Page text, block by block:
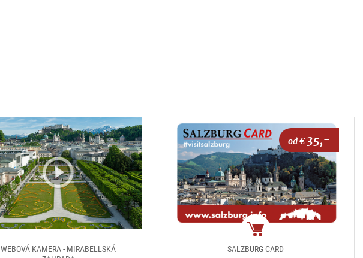
WEBOVÁ KAMERA - MIRABELLSKÁ
od €35,-
package
SALZBURG CARD